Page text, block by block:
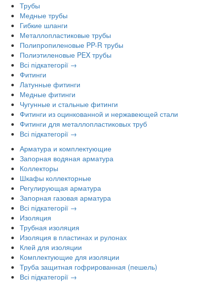
Трубы
Медные трубы
Гибкие шланги
Металлопластиковые трубы
Полипропиленовые PP-R трубы
Полиэтиленовые PEX трубы
Всі підкатегорії →
Фитинги
Латунные фитинги
Медные фитинги
Чугунные и стальные фитинги
Фитинги из оцинкованной и нержавеющей стали
Фитинги для металлопластиковых труб
Всі підкатегорії →
Арматура и комплектующие
Запорная водяная арматура
Коллекторы
Шкафы коллекторные
Регулирующая арматура
Запорная газовая арматура
Всі підкатегорії →
Изоляция
Трубная изоляция
Изоляция в пластинах и рулонах
Клей для изоляции
Комплектующие для изоляции
Труба защитная гофрированная (пешель)
Всі підкатегорії →